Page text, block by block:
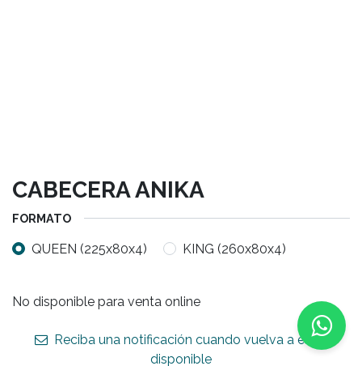
CABECERA ANIKA
FORMATO
QUEEN (225x80x4) KING (260x80x4)
No disponible para venta online
Reciba una notificación cuando vuelva a estar
disponible